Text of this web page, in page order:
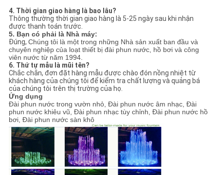
4. Thời gian giao hàng là bao lâu?
Thông thường thời gian giao hàng là 5-25 ngày sau khi nhận
được thanh toán trước.
5. Bạn có phải là Nhà máy:
Đúng, Chúng tôi là một trong những Nhà sản xuất ban đầu và
chuyên nghiệp của loạt thiết bị đài phun nước, hồ bơi và công
viên nước từ năm 1994.
6. Thứ tự mẫu là mũi tên?
Chắc chắn, đơn đặt hàng mẫu được chào đón nồng nhiệt từ
khách hàng của chúng tôi để kiểm tra chất lượng và quảng bá
của chúng tôi trên thị trường của họ.
Ứng dụng
Đài phun nước trong vườn nhỏ, Đài phun nước âm nhạc, Đài
phun nước khiêu vũ, Đài phun nhạc tùy chỉnh, Đài phun nước hồ
bơi, Đài phun nước sàn khô